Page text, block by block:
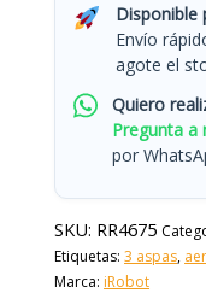
Disponible
Envío
agote el
Quiero
Pregunta a
por
SKU: RR4675
Etiquetas:3 aspas,
Marca: iRobot